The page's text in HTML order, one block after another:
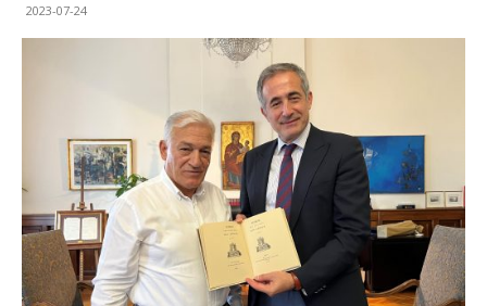
2023-07-24